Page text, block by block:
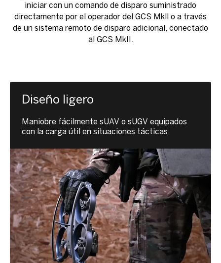
iniciar con un comando de disparo suministrado
directamente por el operador del GCS Mkll o a través
de un sistema remoto de disparo adicional, conectado
al GCS MkII.
Diseño ligero
Maniobre fácilmente sUAV o sUGV equipados
con la carga útil en situaciones tácticas